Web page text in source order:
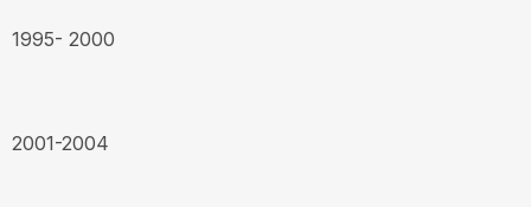
1995- 2000
2001-2004